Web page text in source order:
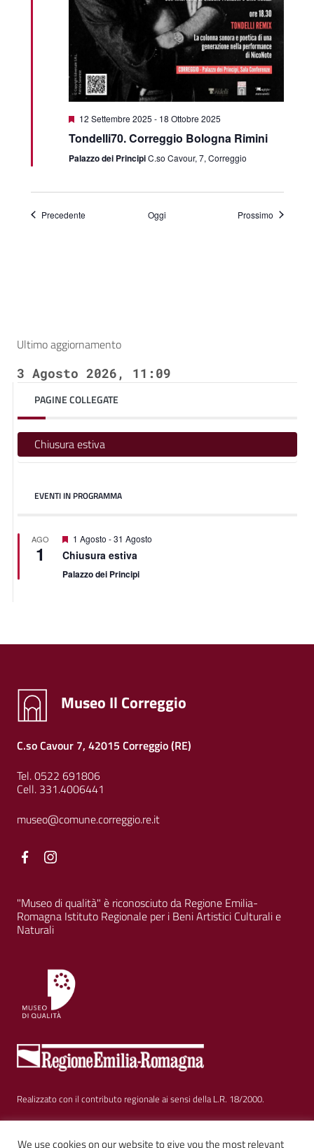
Segnalati
12 Settembre 2025 - 18 Ottobre 2025
Tondelli70. Correggio Bologna Rimini
Palazzo dei PrincipiC.so Cavour, 7, Correggio
PrecedenteEventi Oggi ProssimoEventi
Ultimo aggiornamento
3 Agosto 2026, 11:09
PAGINE COLLEGATE
Chiusura estiva
EVENTI IN PROGRAMMA
AGO
1
Segnalati
1 Agosto -31 Agosto
Chiusura estiva
Palazzo dei Principi
Museo Il Correggio
C.so Cavour 7, 42015 Correggio (RE)
Tel. 0522 691806
Cell. 331.4006441
museo@comune.correggio.re.it
Facebook
"Museo di qualità" è riconosciuto da Regione Emilia-
Romagna Istituto Regionale per i Beni Artistici Culturali e
Naturali
Realizzato con il contributo regionale ai sensi della L.R. 18/2000.
Privacy | Cookie policy | Note legali | Contatti |
We use cookies on our website to give you the most relevant